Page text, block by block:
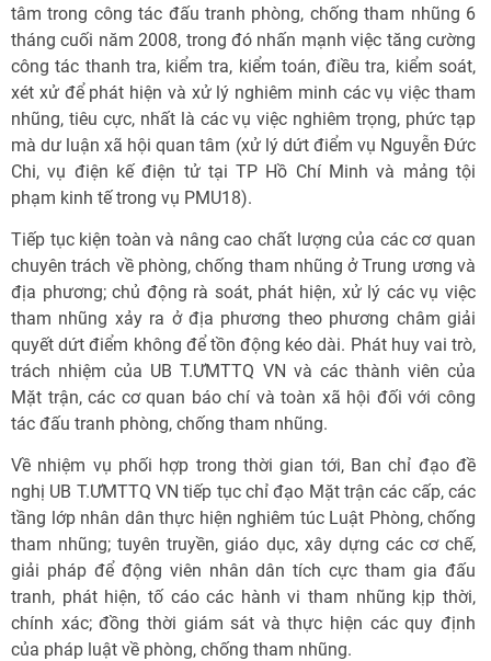
tâm trong công tác đấu tranh phòng, chống tham nhũng 6
tháng cuối năm 2008, trong đó nhấn mạnh việc tăng cường
công tác thanh tra, kiểm tra, kiểm toán, điều tra, kiểm soát,
xét xử để phát hiện và xử lý nghiêm minh các vụ việc tham
nhũng, tiêu cực, nhất là các vụ việc nghiêm trọng, phức tạp
mà dư luận xã hội quan tâm (xử lý dứt điểm vụ Nguyễn Đức
Chi, vụ điện kế điện tử tại TP Hồ Chí Minh và mảng tội
phạm kinh tế trong vụ PMU18).
Tiếp tục kiện toàn và nâng cao chất lượng của các cơ quan
chuyên trách về phòng, chống tham nhũng ở Trung ương và
địa phương; chủ động rà soát, phát hiện, xử lý các vụ việc
tham nhũng xảy ra ở địa phương theo phương châm giải
quyết dứt điểm không để tồn động kéo dài. Phát huy vai trò,
trách nhiệm của UB T.ƯMTTQ VN và các thành viên của
Mặt trận, các cơ quan báo chí và toàn xã hội đối với công
tác đấu tranh phòng, chống tham nhũng.
Về nhiệm vụ phối hợp trong thời gian tới, Ban chỉ đạo đề
nghị UB T.ƯMTTQ VN tiếp tục chỉ đạo Mặt trận các cấp, các
tầng lớp nhân dân thực hiện nghiêm túc Luật Phòng, chống
tham nhũng; tuyên truyền, giáo dục, xây dựng các cơ chế,
giải pháp để động viên nhân dân tích cực tham gia đấu
tranh, phát hiện, tố cáo các hành vi tham nhũng kịp thời,
chính xác; đồng thời giám sát và thực hiện các quy định
của pháp luật về phòng, chống tham nhũng.